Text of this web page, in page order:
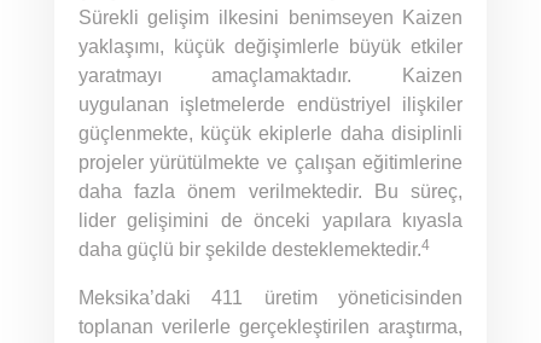
Sürekli gelişim ilkesini benimseyen Kaizen
yaklaşımı, küçük değişimlerle büyük etkiler
yaratmayı amaçlamaktadır. Kaizen
uygulanan işletmelerde endüstriyel ilişkiler
güçlenmekte, küçük ekiplerle daha disiplinli
projeler yürütülmekte ve çalışan eğitimlerine
daha fazla önem verilmektedir. Bu süreç,
lider gelişimini de önceki yapılara kıyasla
daha güçlü bir şekilde desteklemektedir.4
Meksika’daki 411 üretim yöneticisinden
toplanan verilerle gerçekleştirilen araştırma,